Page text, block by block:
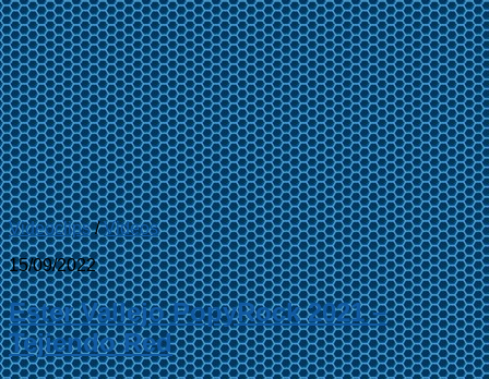
Videoclips/Videos
15/09/2022
Ester Vallejo PopyRock 2021 –
Tejiendo Red